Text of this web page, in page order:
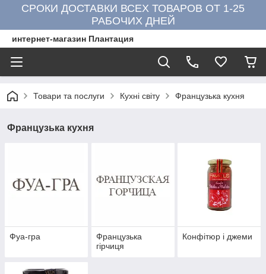
СРОКИ ДОСТАВКИ ВСЕХ ТОВАРОВ ОТ 1-25
РАБОЧИХ ДНЕЙ
интернет-магазин Плантация
Товари та послуги Кухні світу Французька кухня
Французька кухня
Фуа-гра
Французька
гірчиця
Конфітюр і джеми